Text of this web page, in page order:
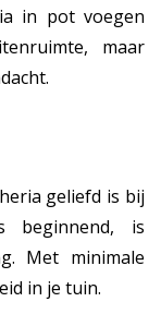
in pot voegen
maar
geliefd is bij
beginnend, is
Met minimale
in je tuin.